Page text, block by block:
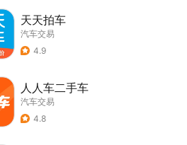
天天拍车
汽车交易
4.9
人人车二手车
汽车交易
4.8